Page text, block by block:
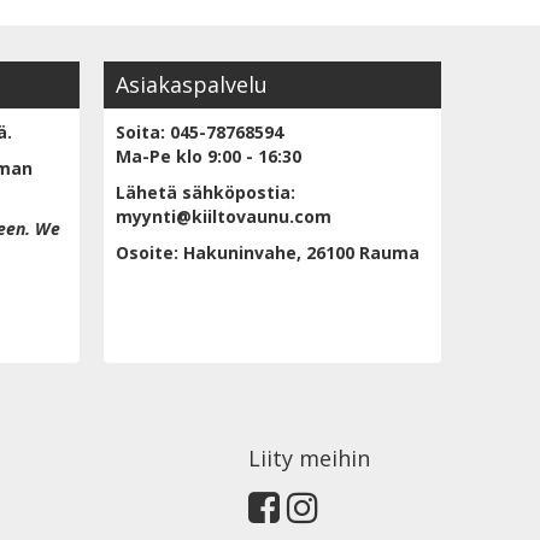
We
Asiakaspalvelu
Soita: 045-78768594
Ma-Pe klo 9:00 - 16:30
Lähetä sähköpostia:
myynti@kiiltovaunu.com
Osoite: Hakuninvahe, 26100 Rauma
Liity meihin